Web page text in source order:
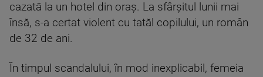
cazată la un hotel din oraş. La sfârşitul lunii mai
însă, s-a certat violent cu tatăl copilului, un român
de 32 de ani.
În timpul scandalului, în mod inexplicabil, femeia